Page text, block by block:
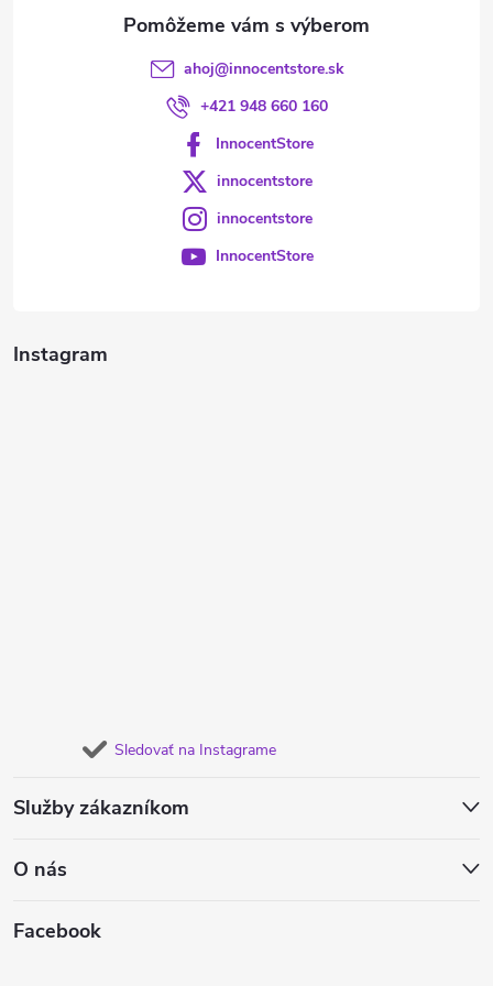
Instagram
Sledovať na Instagrame
Služby zákazníkom
O nás
Facebook
ahoj@innocentstore.sk
+421 948 660 160
InnocentStore
innocentstore
innocentstore
InnocentStore